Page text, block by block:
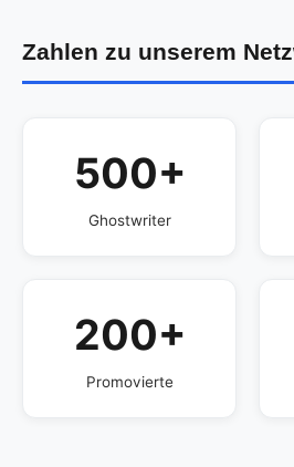
Zahlen zu unserem
500+
Ghostwriter
200+
Promovierte